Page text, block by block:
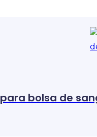
bolsa de